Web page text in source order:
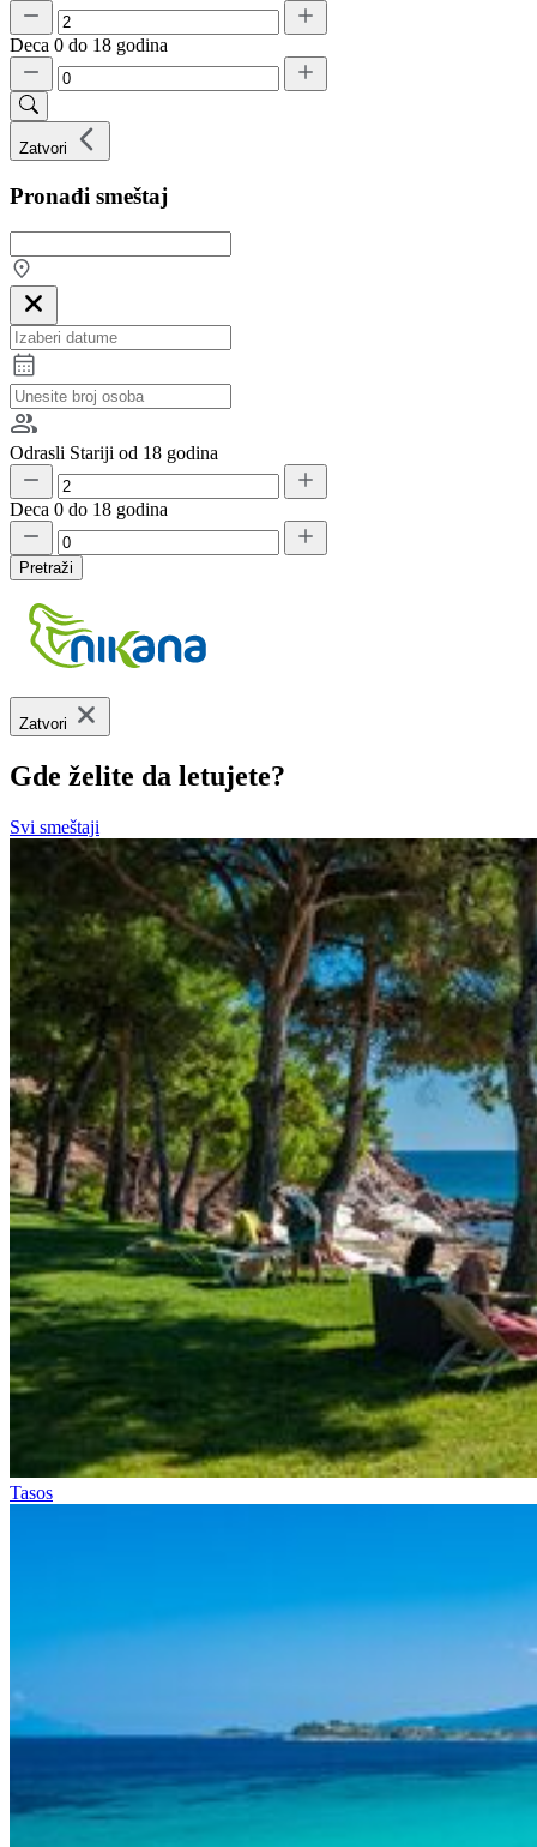
Deca 0 do 18 godina
Zatvori
Pronađi smeštaj
Odrasli Stariji od 18 godina
Deca 0 do 18 godina
Pretraži
Zatvori
Gde želite da letujete?
Svi smeštaji
Tasos